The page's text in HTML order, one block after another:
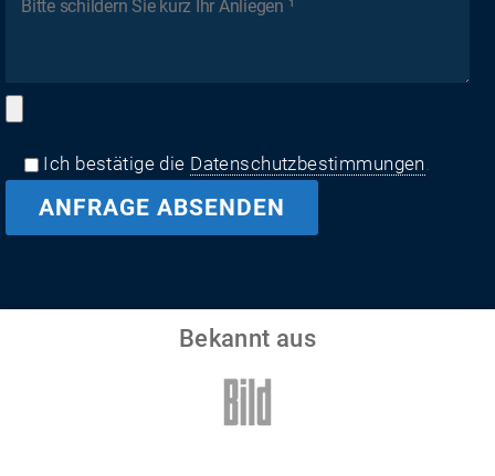
Ich bestätige die Datenschutzbestimmungen.
Bekannt aus